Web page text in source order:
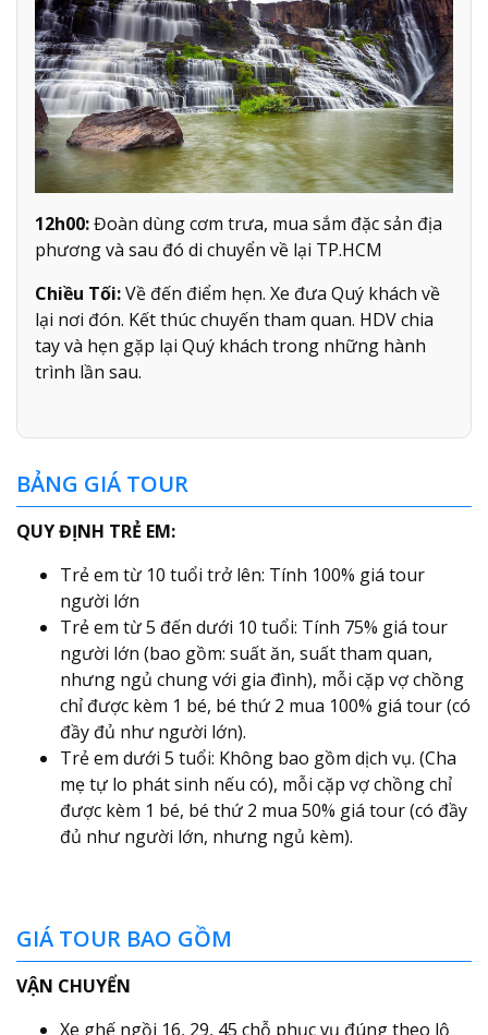
12h00:Đoàn dùng cơm trưa, mua sắm đặc sản địa
phương và sau đó di chuyển về lại TP.HCM
Chiều Tối:Về đến điểm hẹn. Xe đưa Quý khách về
lại nơi đón. Kết thúc chuyến tham quan. HDV chia
tay và hẹn gặp lại Quý khách trong những hành
trình lần sau.
BẢNG GIÁ TOUR
QUY ĐỊNH TRẺ EM:
Trẻ em từ 10 tuổi trở lên: Tính 100% giá tour
người lớn
Trẻ em từ 5 đến dưới 10 tuổi: Tính 75% giá tour
người lớn (bao gồm: suất ăn, suất tham quan,
nhưng ngủ chung với gia đình), mỗi cặp vợ chồng
chỉ được kèm 1 bé, bé thứ 2 mua 100% giá tour (có
đầy đủ như người lớn).
Trẻ em dưới 5 tuổi: Không bao gồm dịch vụ. (Cha
mẹ tự lo phát sinh nếu có), mỗi cặp vợ chồng chỉ
được kèm 1 bé, bé thứ 2 mua 50% giá tour (có đầy
đủ như người lớn, nhưng ngủ kèm).
GIÁ TOUR BAO GỒM
VẬN CHUYỂN
Xe ghế ngồi 16, 29, 45 chỗ phục vụ đúng theo lộ